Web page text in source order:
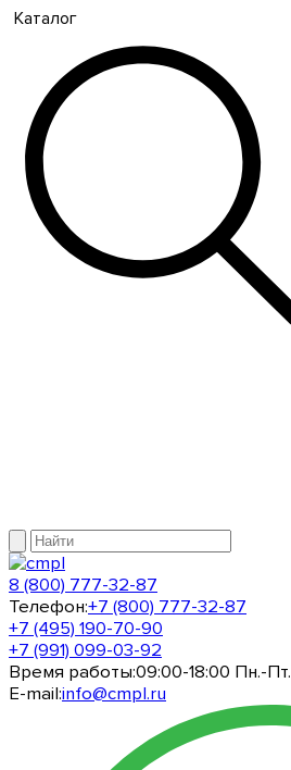
Каталог
8 (800) 777-32-87
Телефон:+7 (800) 777-32-87
+7 (495) 190-70-90
+7 (991) 099-03-92
Время работы:09:00-18:00 Пн.-Пт.
E-mail:info@cmpl.ru